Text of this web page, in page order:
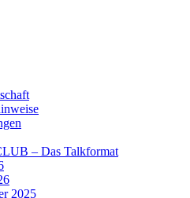
– Das Talkformat
2025